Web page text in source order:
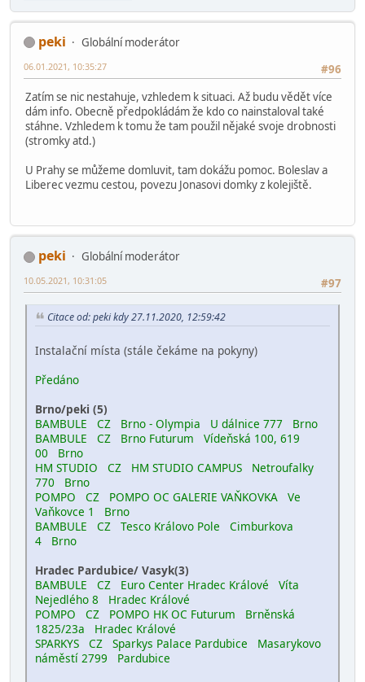
peki
Globální moderátor
#96
06.01.2021, 10:35:27
Zatím se nic nestahuje, vzhledem k situaci. Až budu vědět více
dám info. Obecně předpokládám že kdo co nainstaloval také
stáhne. Vzhledem k tomu že tam použil nějaké svoje drobnosti
(stromky atd.)
U Prahy se můžeme domluvit, tam dokážu pomoc. Boleslav a
Liberec vezmu cestou, povezu Jonasovi domky z kolejiště.
peki
Globální moderátor
#97
10.05.2021, 10:31:05
Citace od: peki kdy 27.11.2020, 12:59:42
Instalační místa (stále čekáme na pokyny)
Předáno
Brno/peki (5)
BAMBULE CZ Brno - Olympia U dálnice 777 Brno
BAMBULE CZ Brno Futurum Vídeňská 100, 619
00 Brno
HM STUDIO CZ HM STUDIO CAMPUS Netroufalky
770 Brno
POMPO CZ POMPO OC GALERIE VAŇKOVKA Ve
Vaňkovce 1 Brno
BAMBULE CZ Tesco Královo Pole Cimburkova
4 Brno
Hradec Pardubice/ Vasyk(3)
BAMBULE CZ Euro Center Hradec Králové Víta
Nejedlého 8 Hradec Králové
POMPO CZ POMPO HK OC Futurum Brněnská
1825/23a Hradec Králové
SPARKYS CZ Sparkys Palace Pardubice Masarykovo
náměstí 2799 Pardubice